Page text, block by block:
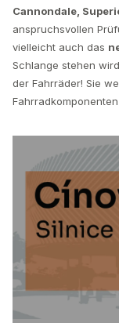
Cannondale,
anspruchsvollen
vielleicht auch das
Schlange stehen
der Fahrräder! Sie